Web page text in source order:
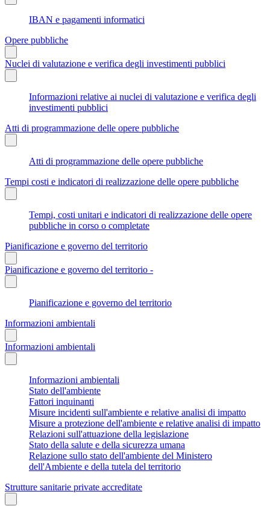
IBAN e pagamenti informatici
Opere pubbliche
Nuclei di valutazione e verifica degli investimenti pubblici
Informazioni relative ai nuclei di valutazione e verifica degli
investimenti pubblici
Atti di programmazione delle opere pubbliche
Atti di programmazione delle opere pubbliche
Tempi costi e indicatori di realizzazione delle opere pubbliche
Tempi, costi unitari e indicatori di realizzazione delle opere
pubbliche in corso o completate
Pianificazione e governo del territorio
Pianificazione e governo del territorio -
Pianificazione e governo del territorio
Informazioni ambientali
Informazioni ambientali
Informazioni ambientali
Stato dell'ambiente
Fattori inquinanti
Misure incidenti sull'ambiente e relative analisi di impatto
Misure a protezione dell'ambiente e relative analisi di impatto
Relazioni sull'attuazione della legislazione
Stato della salute e della sicurezza umana
Relazione sullo stato dell'ambiente del Ministero
dell'Ambiente e della tutela del territorio
Strutture sanitarie private accreditate